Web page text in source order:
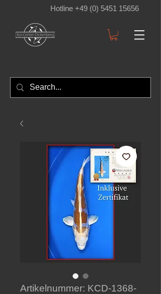
Hotline +49 (0) 5451 15656
Artikelnummer: KCD-1368-